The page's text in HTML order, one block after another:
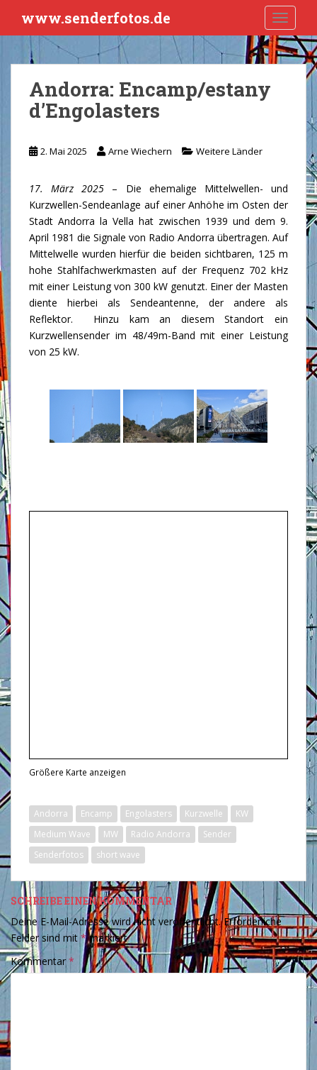
i
t
www.senderfotos.de
Andorra: Encamp/estany
d’Engolasters
2. Mai 2025 Arne Wiechern Weitere Länder
17. März 2025 – Die ehemalige Mittelwellen- und
Kurzwellen-Sendeanlage auf einer Anhöhe im Osten der
Stadt Andorra la Vella hat zwischen 1939 und dem 9.
April 1981 die Signale von Radio Andorra übertragen. Auf
Mittelwelle wurden hierfür die beiden sichtbaren, 125 m
hohe Stahlfachwerkmasten auf der Frequenz 702 kHz
mit einer Leistung von 300 kW genutzt. Einer der Masten
diente hierbei als Sendeantenne, der andere als
Reflektor. Hinzu kam an diesem Standort ein
Kurzwellensender im 48/49m-Band mit einer Leistung
von 25 kW.
Größere Karte anzeigen
Andorra Encamp Engolasters Kurzwelle
KW
Medium Wave
MW Radio Andorra
Sender
Senderfotos
short wave
SCHREIBE EINEN KOMMENTAR
Deine E-Mail-Adresse wird nicht veröffentlicht. Erforderliche
Felder sind mit *markiert
Kommentar*